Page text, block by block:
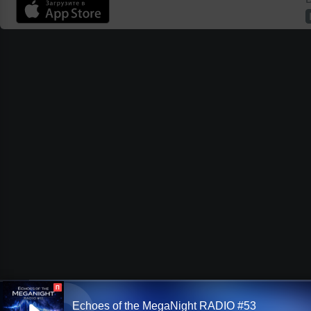
П
Echoes of the MegaNight RADIO #53